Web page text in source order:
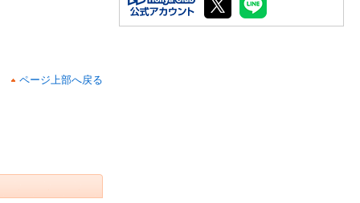
ページ上部へ戻る